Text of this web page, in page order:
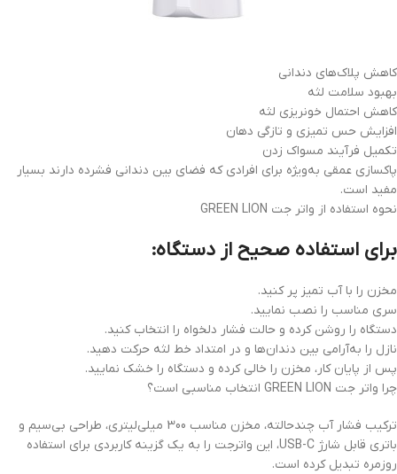
کاهش پلاک‌های دندانی
بهبود سلامت لثه
کاهش احتمال خونریزی لثه
افزایش حس تمیزی و تازگی دهان
تکمیل فرآیند مسواک زدن
پاکسازی عمقی به‌ویژه برای افرادی که فضای بین دندانی فشرده دارند بسیار
مفید است.
نحوه استفاده از واتر جت GREEN LION
برای استفاده صحیح از دستگاه:
مخزن را با آب تمیز پر کنید.
سری مناسب را نصب نمایید.
دستگاه را روشن کرده و حالت فشار دلخواه را انتخاب کنید.
نازل را به‌آرامی بین دندان‌ها و در امتداد خط لثه حرکت دهید.
پس از پایان کار، مخزن را خالی کرده و دستگاه را خشک نمایید.
چرا واتر جت GREEN LION انتخاب مناسبی است؟
ترکیب فشار آب چندحالته، مخزن مناسب 300 میلی‌لیتری، طراحی بی‌سیم و
باتری قابل شارژ USB-C، این واترجت را به یک گزینه کاربردی برای استفاده
روزمره تبدیل کرده است.